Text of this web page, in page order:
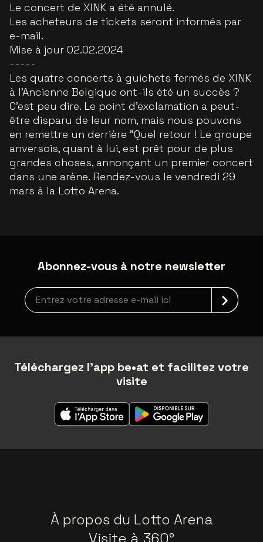
Le concert de XINK a été annulé.
Les acheteurs de tickets seront informés par
e-mail.
Mise à jour 02.02.2024
-----
Les quatre concerts à guichets fermés de XINK
à l'Ancienne Belgique ont-ils été un succès ?
C'est peu dire. Le point d'exclamation a peut-
être disparu de leur nom, mais nous pouvons
en remettre un derrière "Quel retour ! Le groupe
anversois, quant à lui, est prêt pour de plus
grandes choses, annonçant un premier concert
dans une arène. Rendez-vous le vendredi 29
mars à la Lotto Arena.
Abonnez-vous à notre newsletter
Inscription à la newsletter
Téléchargez l'app be•at et facilitez votre
visite
À propos du Lotto Arena
Visite à 360°